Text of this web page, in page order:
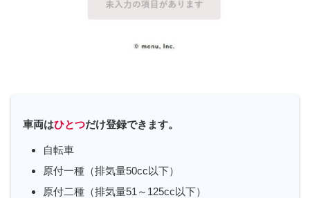
車両はひとつだけ登録できます。
自転車
原付一種（排気量50cc以下）
原付二種（排気量51～125cc以下）